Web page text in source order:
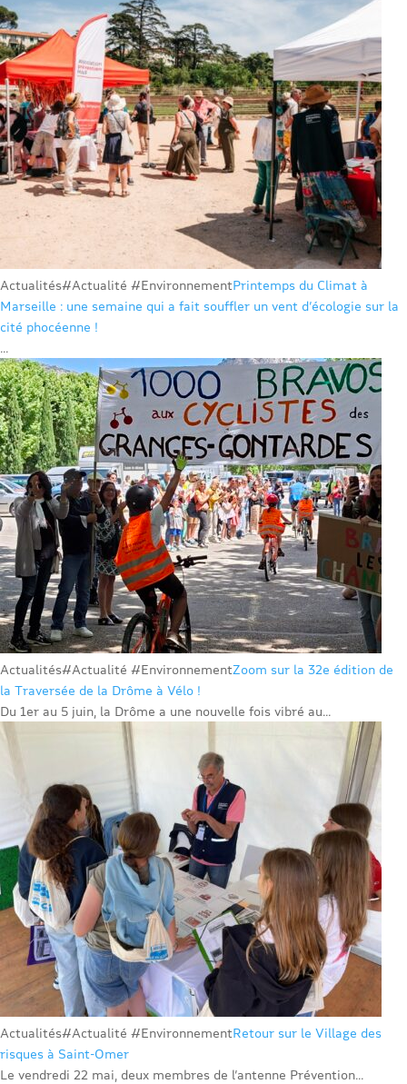
Actualités#Actualité #EnvironnementPrintemps du Climat à
Marseille : une semaine qui a fait souffler un vent d’écologie sur la
cité phocéenne !
...
Actualités#Actualité #EnvironnementZoom sur la 32e édition de
la Traversée de la Drôme à Vélo !
Du 1er au 5 juin, la Drôme a une nouvelle fois vibré au...
Actualités#Actualité #EnvironnementRetour sur le Village des
risques à Saint-Omer
Le vendredi 22 mai, deux membres de l’antenne Prévention...